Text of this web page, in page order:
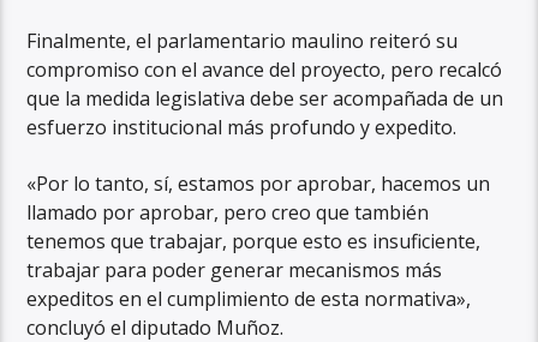
Finalmente, el parlamentario maulino reiteró su
compromiso con el avance del proyecto, pero recalcó
que la medida legislativa debe ser acompañada de un
esfuerzo institucional más profundo y expedito.
«Por lo tanto, sí, estamos por aprobar, hacemos un
llamado por aprobar, pero creo que también
tenemos que trabajar, porque esto es insuficiente,
trabajar para poder generar mecanismos más
expeditos en el cumplimiento de esta normativa»,
concluyó el diputado Muñoz.